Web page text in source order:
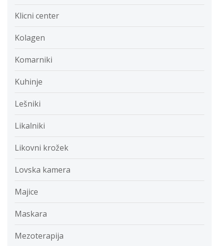
Klicni center
Kolagen
Komarniki
Kuhinje
Lešniki
Likalniki
Likovni krožek
Lovska kamera
Majice
Maskara
Mezoterapija